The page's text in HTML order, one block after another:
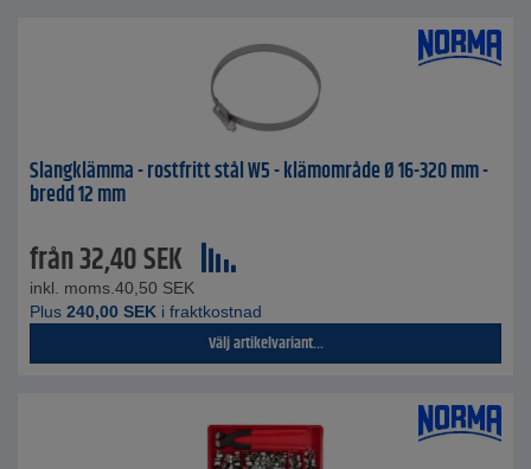
Slangklämma - rostfritt stål W5 - klämområde Ø 16-320 mm -
bredd 12 mm
från32,40SEK
inkl. moms. 40,50 SEK
Plus 240,00 SEK i fraktkostnad
Välj artikelvariant...